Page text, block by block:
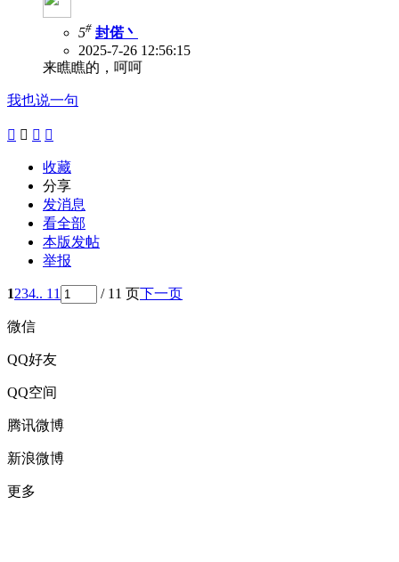
5# 封偌丶
2025-7-26 12:56:15
来瞧瞧的，呵呵
我也说一句
   
收藏
分享
发消息
看全部
本版发帖
举报
1234.. 11 / 11 页下一页
微信
QQ好友
QQ空间
腾讯微博
新浪微博
更多